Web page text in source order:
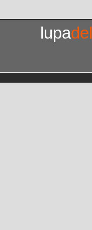
lupadel